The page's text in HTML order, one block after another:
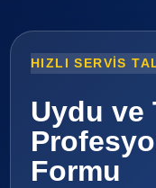
HIZLI SERVIS
Uydu ve
Formu